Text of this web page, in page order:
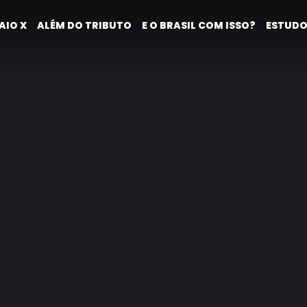
X ALÉM DO TRIBUTO E O BRASIL COM ISSO?